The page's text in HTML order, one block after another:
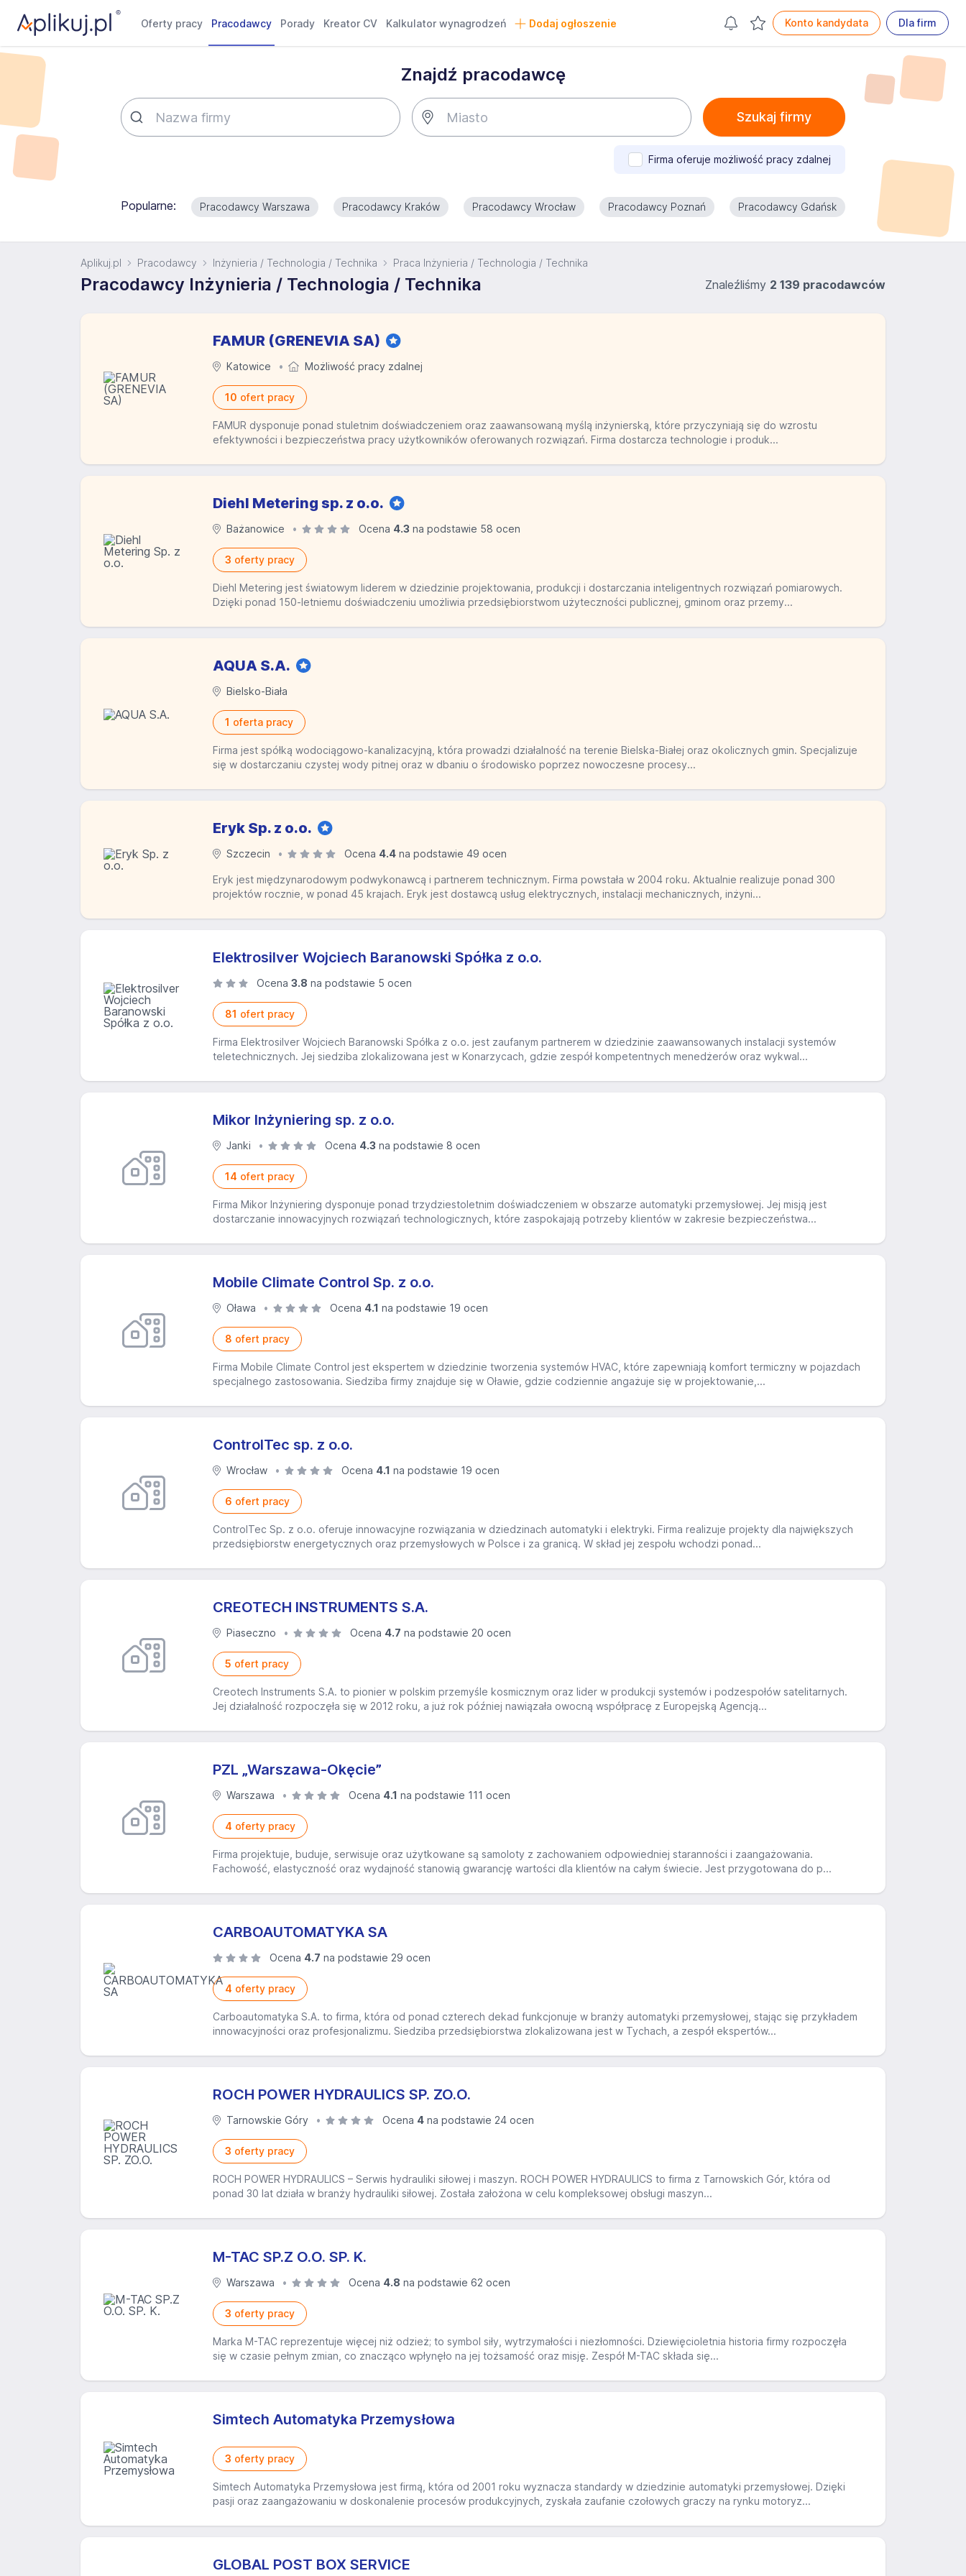
Oferty pracy Pracodawcy Porady Kreator CV Kalkulator wynagrodzeń Dodaj ogłoszenie Konto kandydata Dla firm
Znajdź pracodawcę
Szukaj firmy
Firma oferuje możliwość pracy zdalnej
Popularne: Pracodawcy Warszawa Pracodawcy Kraków Pracodawcy Wrocław Pracodawcy Poznań Pracodawcy Gdańsk
Aplikuj.pl Pracodawcy Inżynieria / Technologia / Technika Praca Inżynieria / Technologia / Technika
Pracodawcy Inżynieria / Technologia / Technika Znaleźliśmy 2 139 pracodawców
FAMUR (GRENEVIA SA)
Katowice Możliwość pracy zdalnej
10 ofert pracy
FAMUR dysponuje ponad stuletnim doświadczeniem oraz zaawansowaną myślą inżynierską, które przyczyniają się do wzrostu
efektywności i bezpieczeństwa pracy użytkowników oferowanych rozwiązań. Firma dostarcza technologie i produk...
Diehl Metering sp. z o.o.
Bażanowice Ocena 4.3 na podstawie 58 ocen
3 oferty pracy
Diehl Metering jest światowym liderem w dziedzinie projektowania, produkcji i dostarczania inteligentnych rozwiązań pomiarowych.
Dzięki ponad 150-letniemu doświadczeniu umożliwia przedsiębiorstwom użyteczności publicznej, gminom oraz przemy...
AQUA S.A.
Bielsko-Biała
1 oferta pracy
Firma jest spółką wodociągowo-kanalizacyjną, która prowadzi działalność na terenie Bielska-Białej oraz okolicznych gmin. Specjalizuje
się w dostarczaniu czystej wody pitnej oraz w dbaniu o środowisko poprzez nowoczesne procesy...
Eryk Sp. z o.o.
Szczecin Ocena 4.4na podstawie 49 ocen
Eryk jest międzynarodowym podwykonawcą i partnerem technicznym. Firma powstała w 2004 roku. Aktualnie realizuje ponad 300
projektów rocznie, w ponad 45 krajach. Eryk jest dostawcą usług elektrycznych, instalacji mechanicznych, inżyni...
Elektrosilver Wojciech Baranowski Spółka z o.o.
Ocena3.8 na podstawie 5 ocen
81 ofert pracy
Firma Elektrosilver Wojciech Baranowski Spółka z o.o. jest zaufanym partnerem w dziedzinie zaawansowanych instalacji systemów
teletechnicznych. Jej siedziba zlokalizowana jest w Konarzycach, gdzie zespół kompetentnych menedżerów oraz wykwal...
Mikor Inżyniering sp. z o.o.
Janki Ocena 4.3 na podstawie 8 ocen
14 ofert pracy
Firma Mikor Inżyniering dysponuje ponad trzydziestoletnim doświadczeniem w obszarze automatyki przemysłowej. Jej misją jest
dostarczanie innowacyjnych rozwiązań technologicznych, które zaspokajają potrzeby klientów w zakresie bezpieczeństwa...
Mobile Climate Control Sp. z o.o.
Oława Ocena 4.1 na podstawie 19 ocen
8 ofert pracy
Firma Mobile Climate Control jest ekspertem w dziedzinie tworzenia systemów HVAC, które zapewniają komfort termiczny w pojazdach
specjalnego zastosowania. Siedziba firmy znajduje się w Oławie, gdzie codziennie angażuje się w projektowanie,...
ControlTec sp. z o.o.
Wrocław Ocena 4.1 na podstawie 19 ocen
6 ofert pracy
ControlTec Sp. z o.o. oferuje innowacyjne rozwiązania w dziedzinach automatyki i elektryki. Firma realizuje projekty dla największych
przedsiębiorstw energetycznych oraz przemysłowych w Polsce i za granicą. W skład jej zespołu wchodzi ponad...
CREOTECH INSTRUMENTS S.A.
Piaseczno Ocena 4.7 na podstawie 20 ocen
5 ofert pracy
Creotech Instruments S.A. to pionier w polskim przemyśle kosmicznym oraz lider w produkcji systemów i podzespołów satelitarnych.
Jej działalność rozpoczęła się w 2012 roku, a już rok później nawiązała owocną współpracę z Europejską Agencją...
PZL „Warszawa-Okęcie”
Warszawa Ocena 4.1 na podstawie 111 ocen
4 oferty pracy
Firma projektuje, buduje, serwisuje oraz użytkowane są samoloty z zachowaniem odpowiedniej staranności i zaangażowania.
Fachowość, elastyczność oraz wydajność stanowią gwarancję wartości dla klientów na całym świecie. Jest przygotowana do p...
CARBOAUTOMATYKA SA
Ocena 4.7 na podstawie 29 ocen
4 oferty pracy
Carboautomatyka S.A. to firma, która od ponad czterech dekad funkcjonuje w branży automatyki przemysłowej, stając się przykładem
innowacyjności oraz profesjonalizmu. Siedziba przedsiębiorstwa zlokalizowana jest w Tychach, a zespół ekspertów...
ROCH POWER HYDRAULICS SP. ZO.O.
Tarnowskie Góry Ocena 4na podstawie 24 ocen
3 oferty pracy
ROCH POWER HYDRAULICS – Serwis hydrauliki siłowej i maszyn. ROCH POWER HYDRAULICS to firma z Tarnowskich Gór, która od
ponad 30 lat działa w branży hydrauliki siłowej. Została założona w celu kompleksowej obsługi maszyn...
M-TAC SP.Z O.O. SP. K.
Warszawa Ocena 4.8 na podstawie 62 ocen
3 oferty pracy
Marka M-TAC reprezentuje więcej niż odzież; to symbol siły, wytrzymałości i niezłomności. Dziewięcioletnia historia firmy rozpoczęła
się w czasie pełnym zmian, co znacząco wpłynęło na jej tożsamość oraz misję. Zespół M-TAC składa się...
Simtech Automatyka Przemysłowa
3 oferty pracy
Simtech Automatyka Przemysłowa jest firmą, która od 2001 roku wyznacza standardy w dziedzinie automatyki przemysłowej. Dzięki
pasji oraz zaangażowaniu w doskonalenie procesów produkcyjnych, zyskała zaufanie czołowych graczy na rynku motoryz...
GLOBAL POST BOX SERVICE